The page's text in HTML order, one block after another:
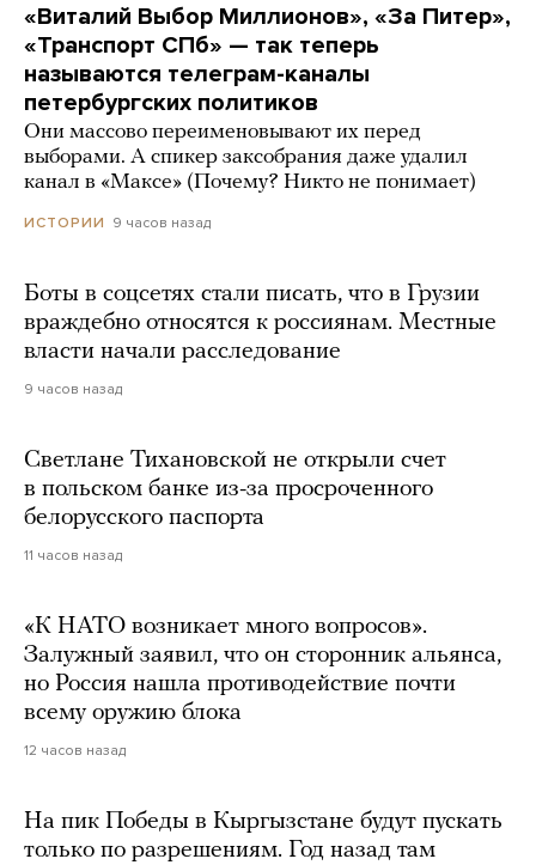
«Виталий Выбор Миллионов», «За Питер»,
«Транспорт СПб» — так теперь
называются телеграм-каналы
петербургских политиков
Они массово переименовывают их перед
выборами. А спикер заксобрания даже удалил
канал в «Максе» (Почему? Никто не понимает)
ИСТОРИИ 9 часов назад
Боты в соцсетях стали писать, что в Грузии
враждебно относятся к россиянам. Местные
власти начали расследование
9 часов назад
Светлане Тихановской не открыли счет
в польском банке из-за просроченного
белорусского паспорта
11 часов назад
«К НАТО возникает много вопросов».
Залужный заявил, что он сторонник альянса,
но Россия нашла противодействие почти
всему оружию блока
12 часов назад
На пик Победы в Кыргызстане будут пускать
только по разрешениям. Год назад там